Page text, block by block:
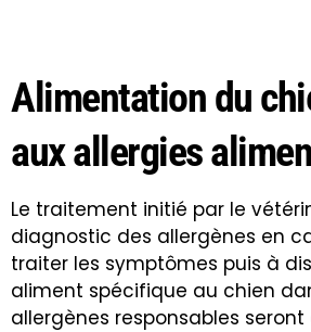
Alimentation du
aux allergies
Le traitement initié par le
diagnostic des allergènes en
traiter les symptômes puis à
aliment spécifique au chien
allergènes responsables seront